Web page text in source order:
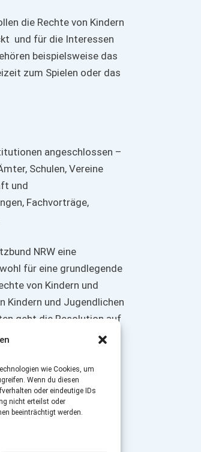
wie Cookies, um
Wenn du diesen
oder eindeutige IDs
nicht erteilst oder
beeinträchtigt werden.
die Rechte von Kindern
und für die Interessen
beispielsweise das
zum Spielen oder das
angeschlossen –
Schulen, Vereine
und
Fachvorträge,
NRW eine
für eine grundlegende
von Kindern und
Kindern und Jugendlichen
geht die Resolution auf
online direkt nachlesen